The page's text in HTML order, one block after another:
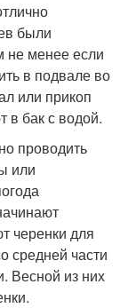
были
не менее если
в подвале во
или прикоп
в бак с водой.
проводить
или
черенки для
средней части
Весной из них